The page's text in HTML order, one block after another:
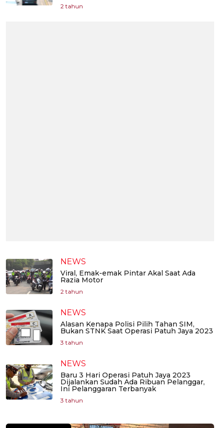
2 tahun
NEWS
Viral, Emak-emak Pintar Akal Saat Ada
Razia Motor
2 tahun
NEWS
Alasan Kenapa Polisi Pilih Tahan SIM,
Bukan STNK Saat Operasi Patuh Jaya 2023
3 tahun
NEWS
Baru 3 Hari Operasi Patuh Jaya 2023
Dijalankan Sudah Ada Ribuan Pelanggar,
Ini Pelanggaran Terbanyak
3 tahun